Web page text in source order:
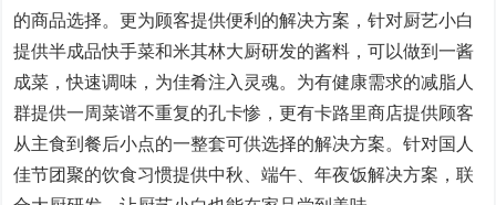
的商品选择。更为顾客提供便利的解决方案，针对厨艺小白
提供半成品快手菜和米其林大厨研发的酱料，可以做到一酱
成菜，快速调味，为佳肴注入灵魂。为有健康需求的减脂人
群提供一周菜谱不重复的孔卡惨，更有卡路里商店提供顾客
从主食到餐后小点的一整套可供选择的解决方案。针对国人
佳节团聚的饮食习惯提供中秋、端午、年夜饭解决方案，联